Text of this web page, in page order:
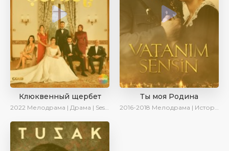
Клюквенный щербет
2022 Мелодрама | Драма | SesDizi
Ты моя Родина
2016-2018 Мелодрама | Исторический | Военный | Turok1990